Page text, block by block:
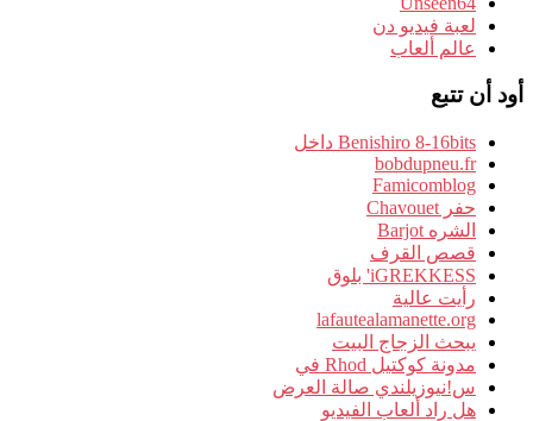
لعبة فيديو دن
عالم ألعاب
أود أن تتبع
Benishiro 8-16bits داخل
bobdupneu.fr
Famicomblog
حفر Chavouet
الشره Barjot
قصص القرف
iGREKKESS' بلوق
رأيت عالية
lafautealamanette.org
يبحث الزجاج البيت
مدونة كوكتيل Rhod في
س!نيوزيلندي صالة العرض
هل راد ألعاب الفيديو